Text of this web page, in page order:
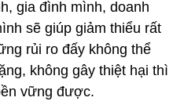
gia đình mình, doanh
sẽ giúp giảm thiểu rất
rủi ro đấy không thể
không gây thiệt hại thì
vững được.